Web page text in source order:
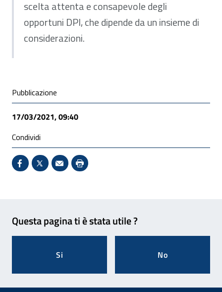
scelta attenta e consapevole degli
opportuni DPI, che dipende da un insieme di
considerazioni.
Condivisione social
Pubblicazione
17/03/2021, 09:40
Condividi
Condividi su Facebook - Sito esterno - Apertura in
X - Sito esterno - Apertura in nuova finestra
Invio Mail: apre il programma di posta
Stampa pagina: scelta meno
Questa pagina ti è stata utile ?
Si No